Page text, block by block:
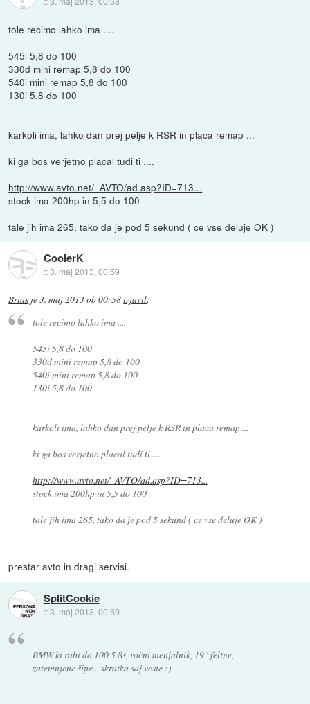
tole recimo lahko ima ....
545i 5,8 do 100
330d mini remap 5,8 do 100
540i mini remap 5,8 do 100
130i 5,8 do 100
karkoli ima, lahko dan prej pelje k RSR in placa remap ...
ki ga bos verjetno placal tudi ti ....
http://www.avto.net/_AVTO/ad.asp?ID=713...
stock ima 200hp in 5,5 do 100
tale jih ima 265, tako da je pod 5 sekund ( ce vse deluje OK )
CoolerK
::3. maj 2013, 00:59
Brias je3. maj 2013 ob 00:58izjavil:
tole recimo lahko ima ....
545i 5,8 do 100
330d mini remap 5,8 do 100
540i mini remap 5,8 do 100
130i 5,8 do 100
karkoli ima, lahko dan prej pelje k RSR in placa remap ...
ki ga bos verjetno placal tudi ti ....
http://www.avto.net/_AVTO/ad.asp?ID=713...
stock ima 200hp in 5,5 do 100
tale jih ima 265, tako da je pod 5 sekund ( ce vse deluje OK )
prestar avto in dragi servisi.
SplitCookie
::3. maj 2013, 00:59
BMW ki rabi do 100 5.8s, ročni menjalnik, 19" feltne,
zatemnjene šipe... skratka saj veste :)